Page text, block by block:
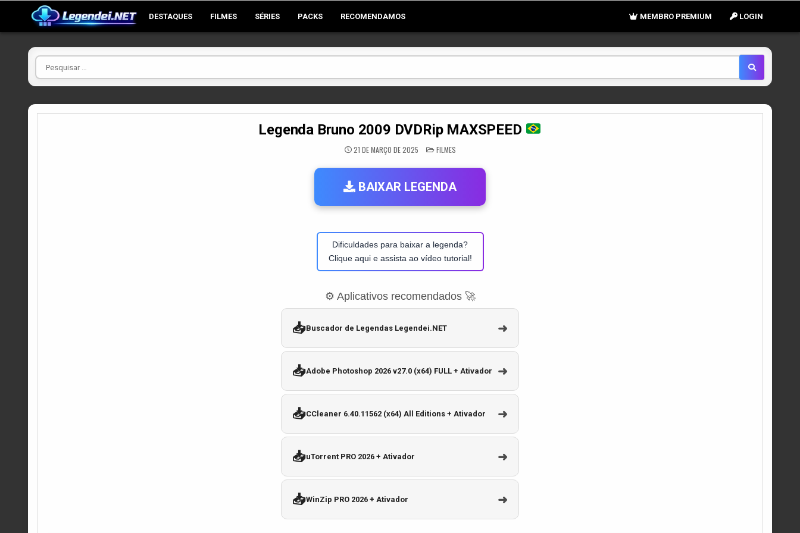
DESTAQUES FILMES SÉRIES PACKS RECOMENDAMOS LOGIN
MEMBRO PREMIUM
Pesquisar
por
Legenda Bruno 2009 DVDRip MAXSPEED
21 DE MARÇO DE 2025 POSTED
IN
FILMES
BAIXAR LEGENDA
Dificuldades para baixar a legenda?
Clique aqui e assista ao vídeo tutorial!
⚙️ Aplicativos recomendados 🚀
📥Buscador de Legendas Legendei.NET ➜
📥Adobe Photoshop 2026 v27.0 (x64) FULL + Ativador ➜
📥CCleaner 6.40.11562 (x64) All Editions + Ativador ➜
📥uTorrent PRO 2026 + Ativador ➜
📥WinZip PRO 2026 + Ativador ➜